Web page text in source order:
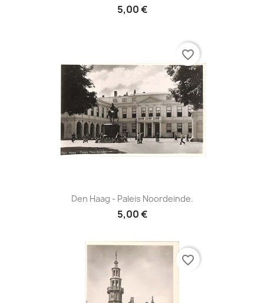
5,00 €
Den Haag - Paleis Noordeinde.
5,00 €
favorite_border
favorite_border